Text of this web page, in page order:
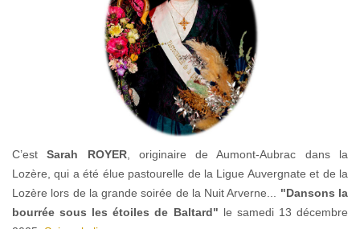
C’estSarah ROYER, originaire de Aumont-Aubrac dans la
Lozère, qui a été élue pastourelle de la Ligue Auvergnate et de la
Lozère lors de la grande soirée de la Nuit Arverne... "Dansons la
bourrée sous les étoiles de Baltard" le samedi 13 décembre